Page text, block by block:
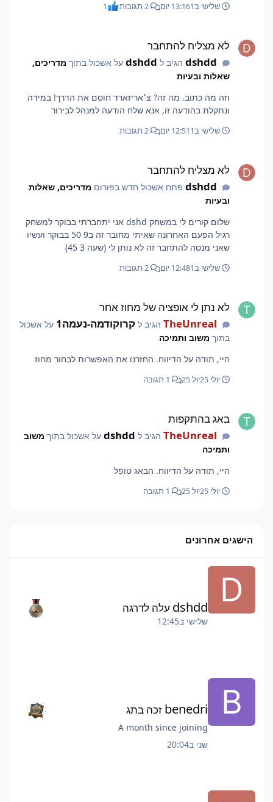
שלישי ב13:161 יום 1
לא מצליח להתחבר
dshddהגיב ל dshddעל אשכול בתוך מדריכים,
שאלות ובעיות
וזה מה כתוב. מה זה? צ׳אריזארד חוסם את הדרך! במידה
ונתקלת בהודעה זו, אנא שלח הודעה למנהל לבירור
שלישי ב12:511 יום
לא מצליח להתחבר
dshddפתח אשכול חדש בפורום מדריכים, שאלות
ובעיות
שלום קורים לי במשחק dshd אני יתחברתי בבוקר למשחק
רגיל הפעם האחרונה שאיתי מחובר זה ב9 50 בבוקר ועשיו
שאני מנסה להתחבר זה לא נותן לי (שעה 3 45)
שלישי ב12:481 יום
לא נתן לי אופציה של מחוז אחר
TheUnrealהגיב ל קרוקודמה-נעמה1
על אשכול
בתוך משוב ותמיכה
היי, תודה על הדיווח. החזרנו את האפשרות לבחור מחוז
יולי 25 יול 25
באג בהתקפות
TheUnrealהגיב ל dshddעל אשכול בתוך משוב
ותמיכה
היי, תודה על הדיווח. הבאג טופל
יולי 25 יול 25
הישגים אחרונים
dshdd עלה לדרגה
שלישי ב12:45
benedri זכה בתג
A month since joining
שני ב20:04